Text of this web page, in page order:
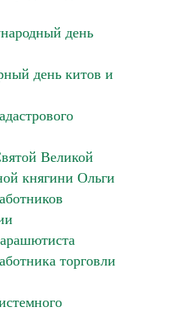
день
день китов и
Великой
княгини Ольги
торговли